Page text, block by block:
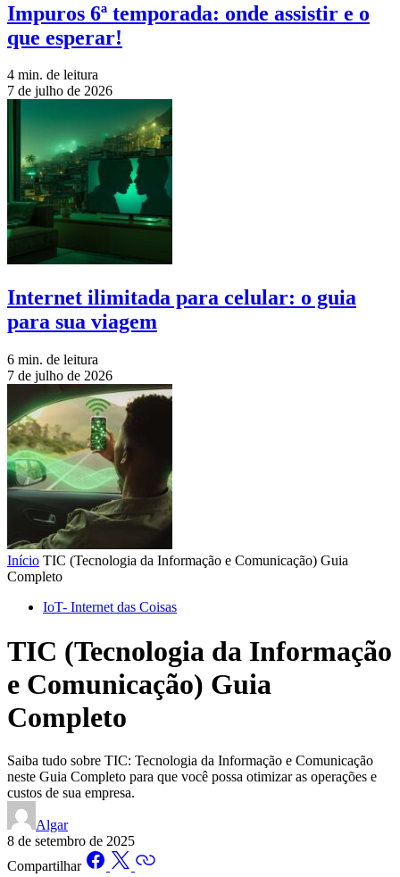
Impuros 6ª temporada: onde assistir e o
que esperar!
4 min. de leitura
7 de julho de 2026
Internet ilimitada para celular: o guia
para sua viagem
6 min. de leitura
7 de julho de 2026
Início TIC (Tecnologia da Informação e Comunicação) Guia
Completo
IoT- Internet das Coisas
TIC (Tecnologia da Informação
e Comunicação) Guia
Completo
Saiba tudo sobre TIC: Tecnologia da Informação e Comunicação
neste Guia Completo para que você possa otimizar as operações e
custos de sua empresa.
Algar
8 de setembro de 2025
Compartilhar